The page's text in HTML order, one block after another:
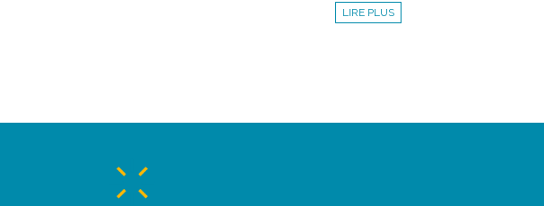
NOUVEAU
GROUPE
LIRE PLUS